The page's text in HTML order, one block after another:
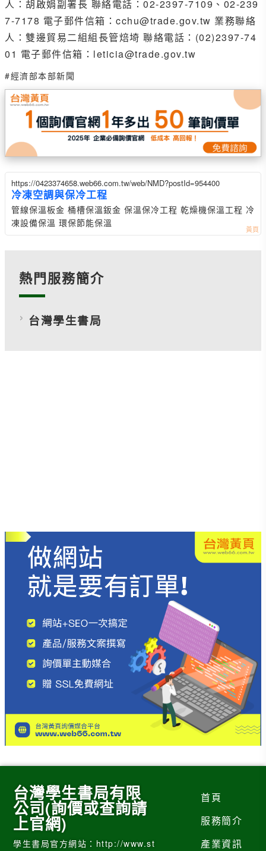
人：胡啟娟副署長 聯絡電話：02-2397-7109、02-239
7-7178 電子郵件信箱：cchu@trade.gov.tw 業務聯絡
人：雙邊貿易二組組長管焙埼 聯絡電話：(02)2397-74
01 電子郵件信箱：leticia@trade.gov.tw
#經濟部本部新聞
https://0423374658.web66.com.tw/web/NMD?postId=954400
冷凍空調與保冷工程
管線保溫板金 桶槽保溫鈑金 保溫保冷工程 乾燥機保溫工程 冷
凍設備保溫 環保節能保溫
熱門服務簡介
台灣學生書局
台灣學生書局有限
公司(詢價或查詢請
上官網)
學生書局官方網站：http://www.st
首頁
服務簡介
產業資訊